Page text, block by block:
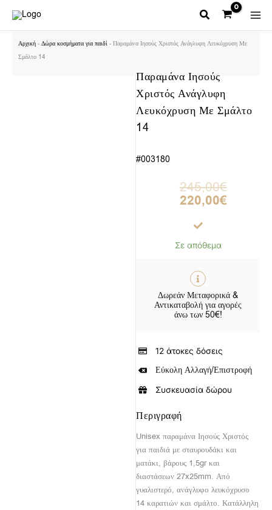
περιεχόμενο
Αρχική - Δώρα κοσμήματα για παιδί - Παραμάνα Ιησούς Χριστός Ανάγλυφη Λευκόχρυση Με
Σμάλτο 14
Παραμάνα Ιησούς
Χριστός Ανάγλυφη
Λευκόχρυση Με Σμάλτο
14
#003180
245,00€
Original
price
was:
245,00€.
220,00€
Η
τρέχουσα
τιμή
είναι:
220,00€.
Σε απόθεμα
Δωρεάν Μεταφορικά &
Αντικαταβολή για αγορές
άνω των 50€!
12 άτοκες δόσεις
Εύκολη Αλλαγή/Επιστροφή
Συσκευασία δώρου
Περιγραφή
Unisex παραμάνα Ιησούς Χριστός
για παιδιά με σταυρουδάκι και
ματάκι, βάρους 1,5gr και
διαστάσεων 27x25mm. Από
γυαλιστερό, ανάγλυφο λευκόχρυσο
14 καρατιών και σμάλτο. Κατάλληλη